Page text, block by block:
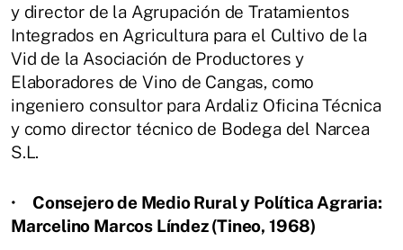
y director de la Agrupación de Tratamientos
Integrados en Agricultura para el Cultivo de la
Vid de la Asociación de Productores y
Elaboradores de Vino de Cangas, como
ingeniero consultor para Ardaliz Oficina Técnica
y como director técnico de Bodega del Narcea
S.L.
•
Consejero de Medio Rural y Política Agraria:
Marcelino Marcos Líndez (Tineo, 1968)